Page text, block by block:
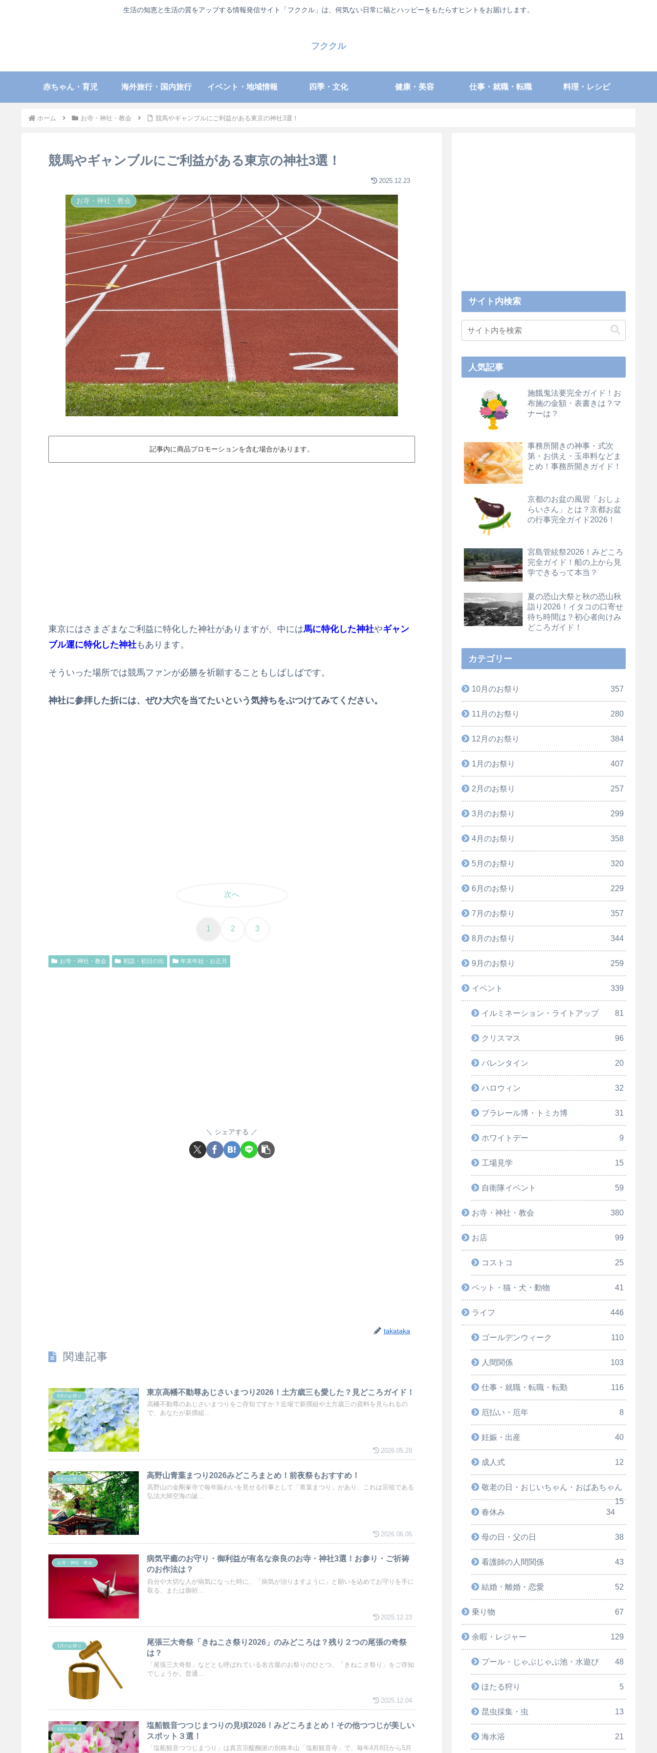
生活の知恵と生活の質をアップする情報発信サイト「フククル」は、何気ない日常に福とハッピーをもたらすヒントをお届けします。
フククル
赤ちゃん・育児 海外旅行・国内旅行 イベント・地域情報 四季・文化 健康・美容 仕事・就職・転職 料理・レシピ
ホーム お寺・神社・教会 競馬やギャンブルにご利益がある東京の神社3選！
競馬やギャンブルにご利益がある東京の神社3選！
2025.12.23
お寺・神社・教会
記事内に商品プロモーションを含む場合があります。
東京にはさまざまなご利益に特化した神社がありますが、中には馬に特化した神社やギャン
ブル運に特化した神社もあります。
そういった場所では競馬ファンが必勝を祈願することもしばしばです。
神社に参拝した折には、ぜひ大穴を当てたいという気持ちをぶつけてみてください。
次へ
1 2 3
お寺・神社・教会 初詣・初日の出 年末年始・お正月
シェアする
takataka
関連記事
6月のお祭り 東京高幡不動尊あじさいまつり2026！土方歳三も愛した？見どころガイド！
高幡不動尊のあじさいまつりをご存知ですか？近場で新撰組や土方歳三の資料を見られるの
で、あなたが新撰組...
2026.05.28
6月のお祭り 高野山青葉まつり2026みどころまとめ！前夜祭もおすすめ！
高野山の金剛峯寺で毎年賑わいを見せる行事として「青葉まつり」があり、これは宗祖である
弘法大師空海の誕...
2026.06.05
お寺・神社・教会
病気平癒のお守り・御利益が有名な奈良のお寺・神社3選！お参り・ご祈祷
のお作法は？
自分や大切な人が病気になった時に、「病気が治りますように」と願いを込めてお守りを手に
取る、または御祈...
2025.12.23
1月のお祭り
尾張三大奇祭「きねこさ祭り2026」のみどころは？残り２つの尾張の奇祭
は？
「尾張三大奇祭」などとも呼ばれている名古屋のお祭りのひとつ、「きねこさ祭り」をご存知
でしょうか。普通...
2025.12.04
4月のお祭り
塩船観音つつじまつりの見頃2026！みどころまとめ！その他つつじが美しい
スポット３選！
「塩船観音つつじまつり」は真言宗醍醐派の別格本山「塩船観音寺」で、毎年4月8日から5月
サイト内検索
人気記事
施餓鬼法要完全ガイド！お
布施の金額・表書きは？マ
ナーは？
事務所開きの神事・式次
第・お供え・玉串料などま
とめ！事務所開きガイド！
京都のお盆の風習「おしょ
らいさん」とは？京都お盆
の行事完全ガイド2026！
宮島管絃祭2026！みどころ
完全ガイド！船の上から見
学できるって本当？
夏の恐山大祭と秋の恐山秋
詣り2026！イタコの口寄せ
待ち時間は？初心者向けみ
どころガイド！
カテゴリー
10月のお祭り 357
11月のお祭り 280
12月のお祭り 384
1月のお祭り 407
2月のお祭り 257
3月のお祭り 299
4月のお祭り 358
5月のお祭り 320
6月のお祭り 229
7月のお祭り 357
8月のお祭り 344
9月のお祭り 259
イベント 339
イルミネーション・ライトアップ 81
クリスマス 96
バレンタイン 20
ハロウィン 32
プラレール博・トミカ博 31
ホワイトデー 9
工場見学 15
自衛隊イベント 59
お寺・神社・教会 380
お店 99
コストコ 25
ペット・猫・犬・動物 41
ライフ 446
ゴールデンウィーク 110
人間関係 103
仕事・就職・転職・転勤 116
厄払い・厄年 8
妊娠・出産 40
成人式 12
敬老の日・おじいちゃん・おばあちゃん
15
春休み
34
母の日・父の日 38
看護師の人間関係 43
結婚・離婚・恋愛 52
乗り物 67
余暇・レジャー 129
プール・じゃぶじゃぶ池・水遊び 48
ほたる狩り 5
昆虫採集・虫 13
海水浴 21